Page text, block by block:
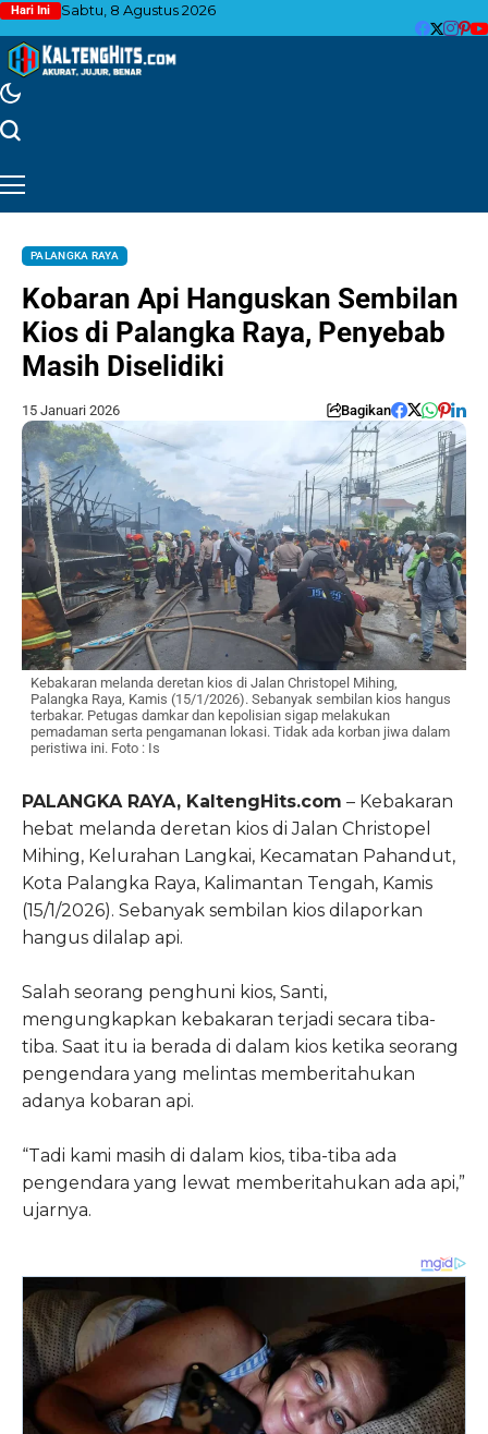
Hari Ini Sabtu, 8 Agustus 2026
PALANGKA RAYA
Kobaran Api Hanguskan Sembilan
Kios di Palangka Raya, Penyebab
Masih Diselidiki
15 Januari 2026 Bagikan
Kebakaran melanda deretan kios di Jalan Christopel Mihing,
Palangka Raya, Kamis (15/1/2026). Sebanyak sembilan kios hangus
terbakar. Petugas damkar dan kepolisian sigap melakukan
pemadaman serta pengamanan lokasi. Tidak ada korban jiwa dalam
peristiwa ini. Foto : Is
PALANGKA RAYA, KaltengHits.com – Kebakaran
hebat melanda deretan kios di Jalan Christopel
Mihing, Kelurahan Langkai, Kecamatan Pahandut,
Kota Palangka Raya, Kalimantan Tengah, Kamis
(15/1/2026). Sebanyak sembilan kios dilaporkan
hangus dilalap api.
Salah seorang penghuni kios, Santi,
mengungkapkan kebakaran terjadi secara tiba-
tiba. Saat itu ia berada di dalam kios ketika seorang
pengendara yang melintas memberitahukan
adanya kobaran api.
“Tadi kami masih di dalam kios, tiba-tiba ada
pengendara yang lewat memberitahukan ada api,”
ujarnya.